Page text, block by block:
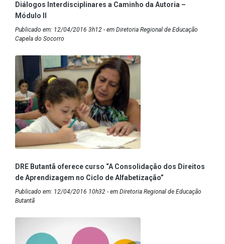
Diálogos Interdisciplinares a Caminho da Autoria –
Módulo II
Publicado em: 12/04/2016 3h12 - em Diretoria Regional de Educação
Capela do Socorro
DRE Butantã oferece curso “A Consolidação dos Direitos
de Aprendizagem no Ciclo de Alfabetização”
Publicado em: 12/04/2016 10h32 - em Diretoria Regional de Educação
Butantã